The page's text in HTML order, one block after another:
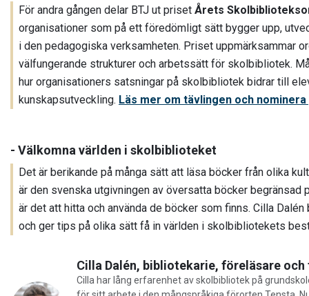
För andra gången delar BTJ ut priset Årets
organisationer som på ett föredömligt sätt bygger upp,
i den pedagogiska verksamheten. Priset uppmärksammar
välfungerande strukturer och arbetssätt för skolbibliotek.
hur organisationers satsningar på skolbibliotek bidrar till
kunskapsutveckling. Läs mer om tävlingen och nominera
- Välkomna världen i skolbiblioteket
Det är berikande på många sätt att läsa böcker från olika
är den svenska utgivningen av översatta böcker
är det att hitta och använda de böcker som finns. Cilla
och ger tips på olika sätt få in världen i skolbibliotekets
Cilla Dalén, bibliotekarie, föreläsare
Cilla har lång erfarenhet av skolbibliotek på